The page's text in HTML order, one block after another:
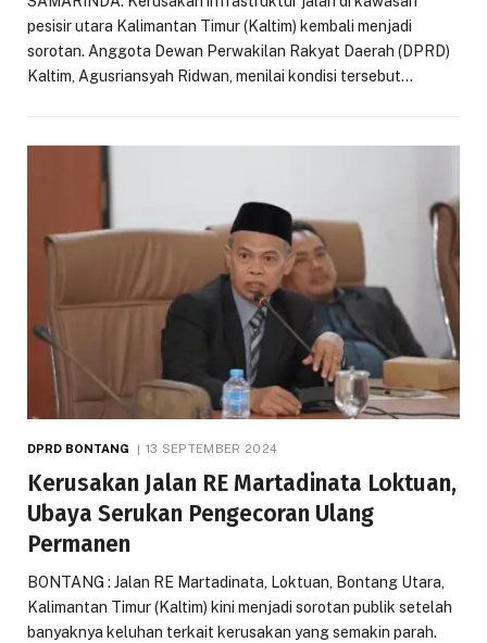
pesisir utara Kalimantan Timur (Kaltim) kembali menjadi
sorotan. Anggota Dewan Perwakilan Rakyat Daerah (DPRD)
Kaltim, Agusriansyah Ridwan, menilai kondisi tersebut…
DPRD BONTANG 13 SEPTEMBER 2024
Kerusakan Jalan RE Martadinata Loktuan,
Ubaya Serukan Pengecoran Ulang
Permanen
BONTANG : Jalan RE Martadinata, Loktuan, Bontang Utara,
Kalimantan Timur (Kaltim) kini menjadi sorotan publik setelah
banyaknya keluhan terkait kerusakan yang semakin parah.